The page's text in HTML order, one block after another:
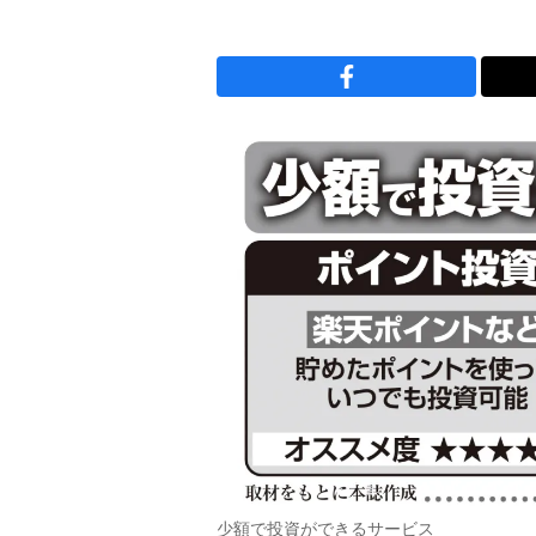
少額で投資ができるサービス